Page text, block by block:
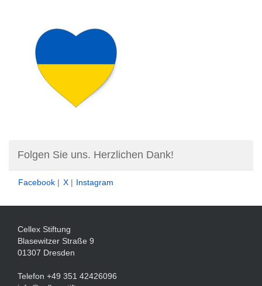
Folgen Sie uns. Herzlichen Dank!
Facebook | X| Instagram
Cellex Stiftung
Blasewitzer Straße 9
01307 Dresden
Telefon +49 351 42426096